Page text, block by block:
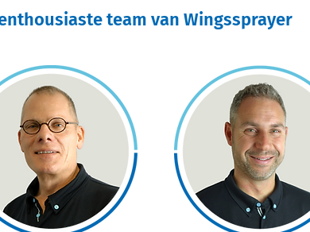
team van Wingssprayer